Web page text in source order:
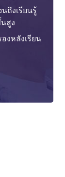
ถึงเรียนรู้
สูง
งหลังเรียน